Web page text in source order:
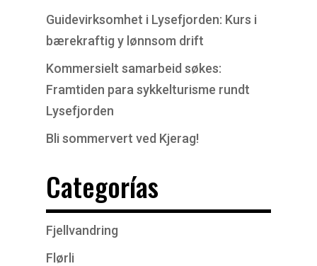
Guidevirksomhet i Lysefjorden: Kurs i
bærekraftig y lønnsom drift
Kommersielt samarbeid søkes:
Framtiden para sykkelturisme rundt
Lysefjorden
Bli sommervert ved Kjerag!
Categorías
Fjellvandring
Flørli